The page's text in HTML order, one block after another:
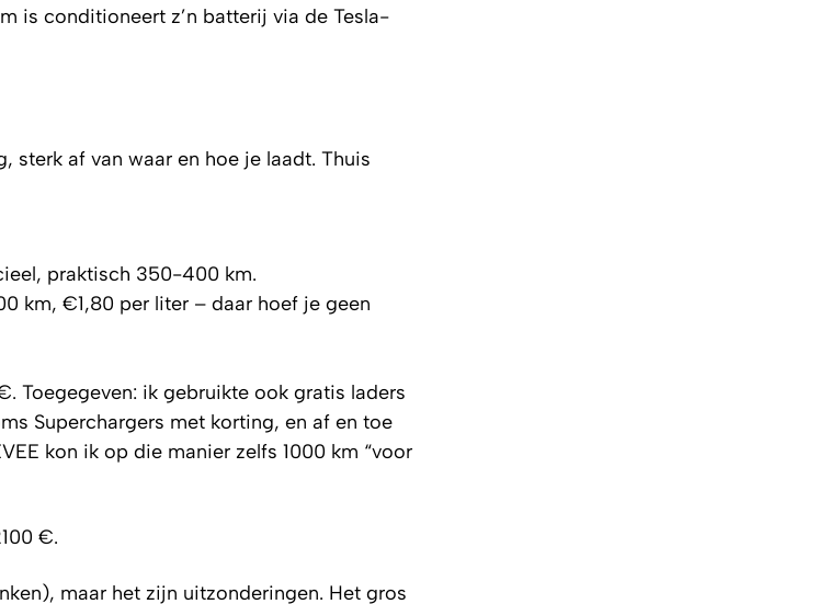
is conditioneert z’n batterij via de Tesla-
sterk af van waar en hoe je laadt. Thuis
praktisch 350-400 km.
km, €1,80 per liter – daar hoef je geen
Toegegeven: ik gebruikte ook gratis laders
Superchargers met korting, en af en toe
kon ik op die manier zelfs 1000 km “voor
€.
maar het zijn uitzonderingen. Het gros